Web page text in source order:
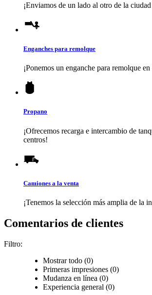
¡Enviamos de un lado al otro de la
Enganches para remolque
¡Ponemos un enganche para remolque
Propano
¡Ofrecemos recarga e intercambio de
centros!
Camiones a la venta
¡Tenemos la selección más amplia de la
Comentarios de clientes
Filtro:
Mostrar todo (0)
Primeras impresiones (0)
Mudanza en línea (0)
Experiencia general (0)